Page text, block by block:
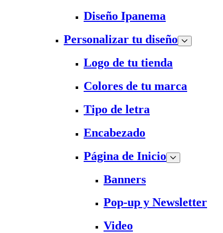
Diseño Ipanema
Personalizar tu diseño
Logo de tu tienda
Colores de tu marca
Tipo de letra
Encabezado
Página de Inicio
Banners
Pop-up y Newsletter
Video